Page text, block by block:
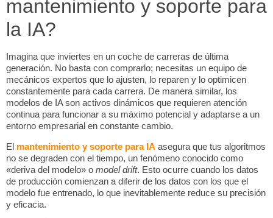
mantenimiento y soporte para
la IA?
Imagina que inviertes en un coche de carreras de última
generación. No basta con comprarlo; necesitas un equipo de
mecánicos expertos que lo ajusten, lo reparen y lo optimicen
constantemente para cada carrera. De manera similar, los
modelos de IA son activos dinámicos que requieren atención
continua para funcionar a su máximo potencial y adaptarse a un
entorno empresarial en constante cambio.
El mantenimiento y soporte para IA asegura que tus algoritmos
no se degraden con el tiempo, un fenómeno conocido como
«deriva del modelo» o model drift. Esto ocurre cuando los datos
de producción comienzan a diferir de los datos con los que el
modelo fue entrenado, lo que inevitablemente reduce su precisión
y eficacia.